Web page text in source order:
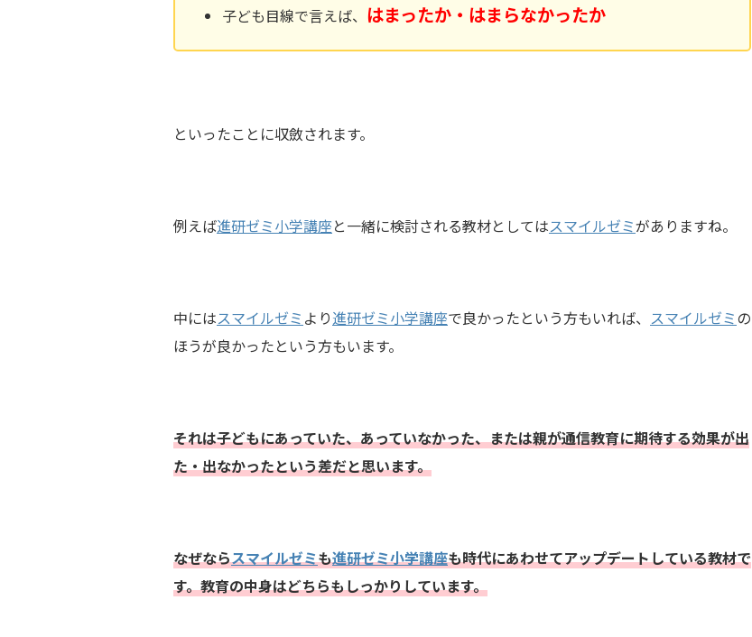
子ども目線で言えば、 はまったか・はまらなかったか
といったことに収斂されます。
例えば進研ゼミ小学講座と一緒に検討される教材としてはスマイルゼミがありますね。
中にはスマイルゼミ より進研ゼミ小学講座で良かったという方もいれば、 スマイルゼミの
ほうが良かったという方もいます。
それは子どもにあっていた、あっていなかった、または親が通信教育に期待する効果が出
た・出なかったという差だと思います。
なぜならスマイルゼミも進研ゼミ小学講座も時代にあわせてアップデートしている教材で
す。教育の中身はどちらもしっかりしています。